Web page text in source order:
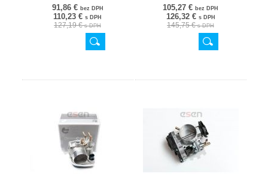
91,86 € bez DPH
110,23 € s DPH
127,19 €s DPH
105,27 € bez DPH
126,32 € s DPH
145,75 €s DPH